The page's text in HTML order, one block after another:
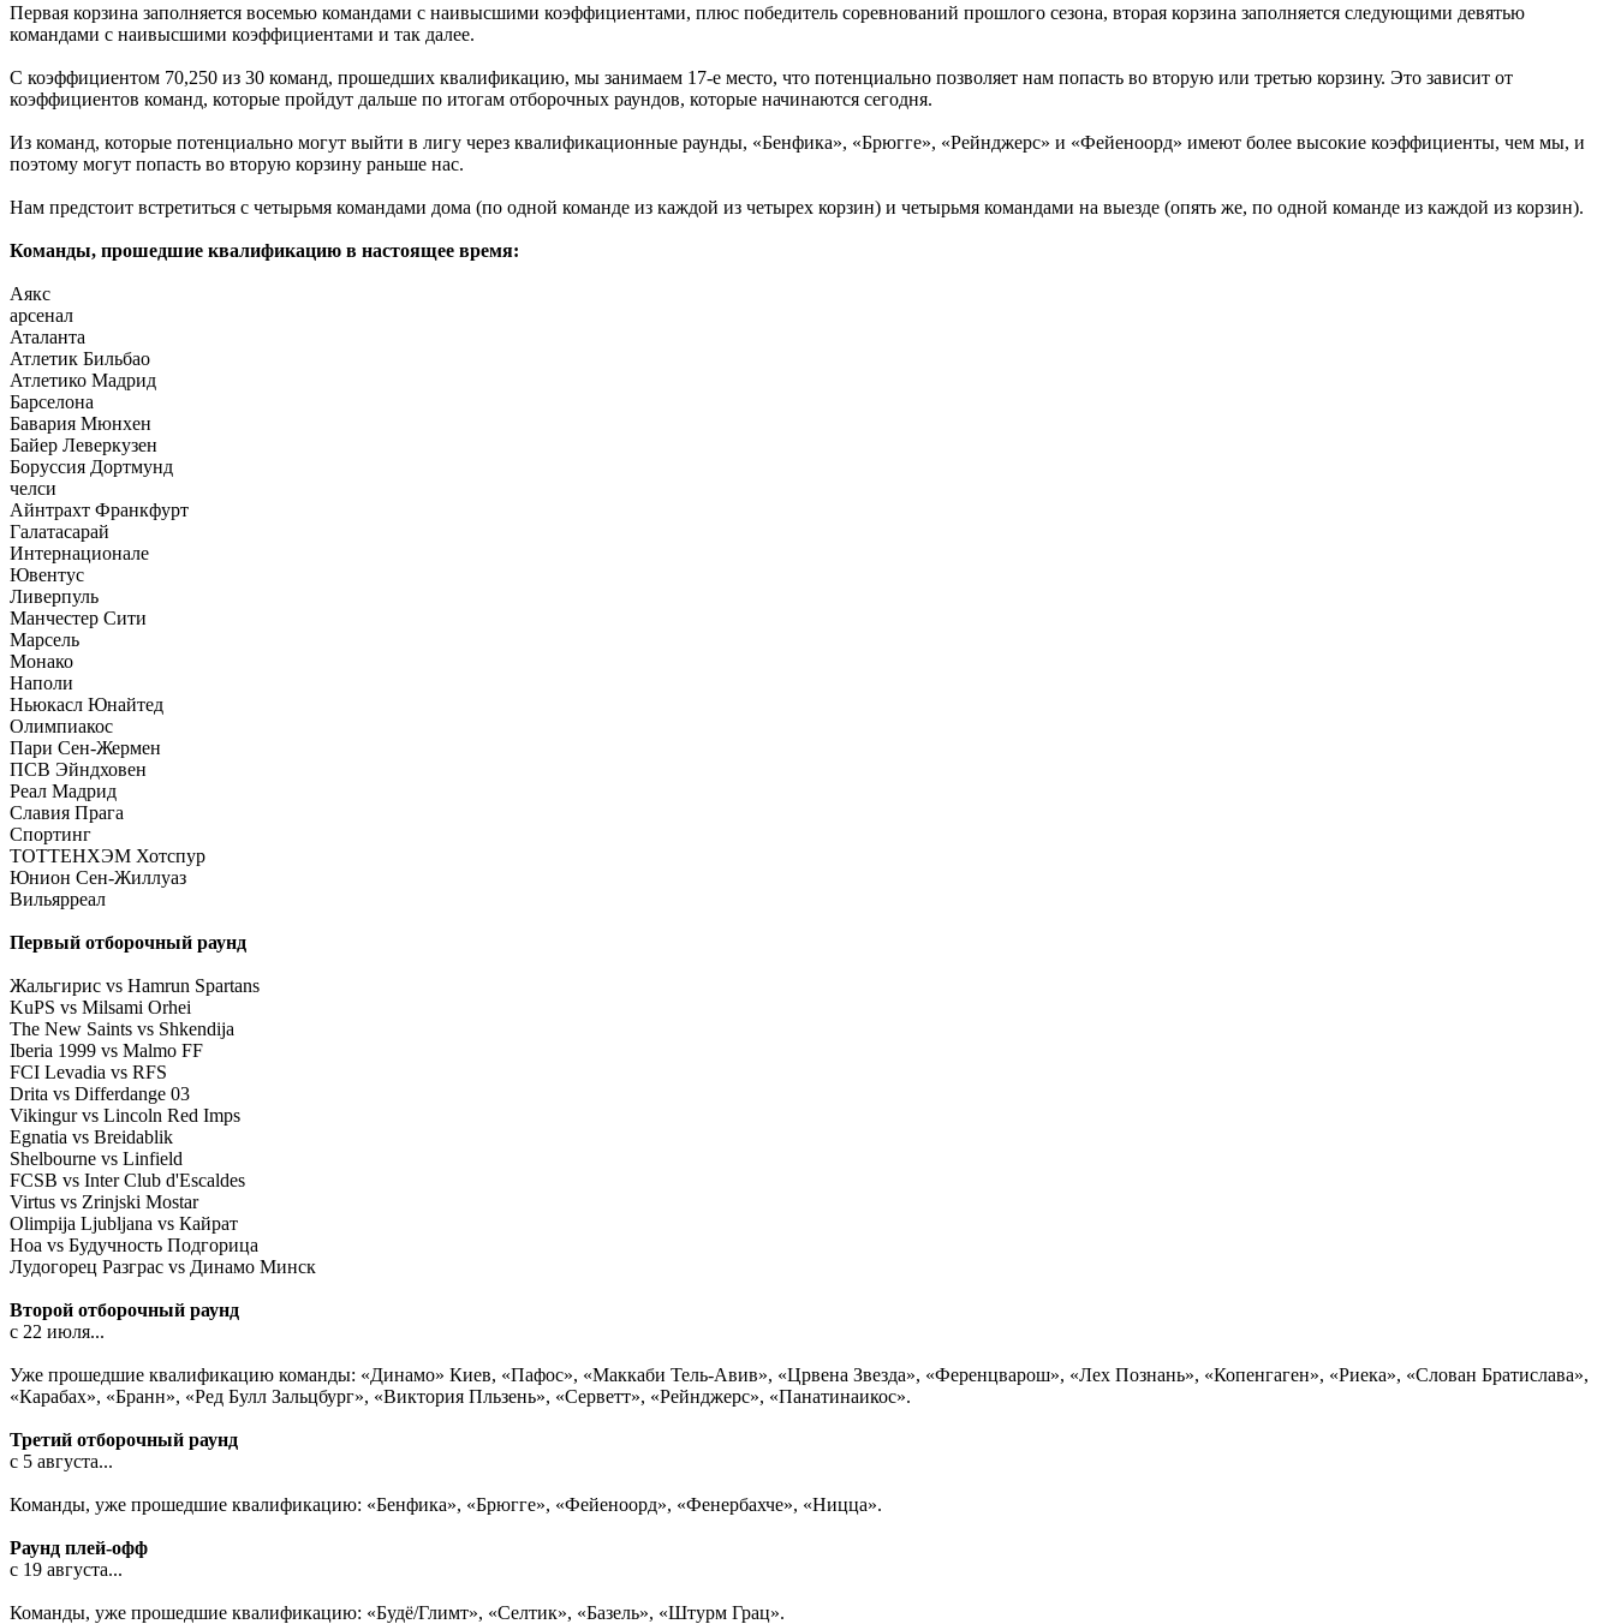
Первая корзина заполняется восемью командами с наивысшими коэффициентами, плюс победитель соревнований прошлого сезона, вторая корзина заполняется следующими девятью
командами с наивысшими коэффициентами и так далее.
С коэффициентом 70,250 из 30 команд, прошедших квалификацию, мы занимаем 17-е место, что потенциально позволяет нам попасть во вторую или третью корзину. Это зависит от
коэффициентов команд, которые пройдут дальше по итогам отборочных раундов, которые начинаются сегодня.
Из команд, которые потенциально могут выйти в лигу через квалификационные раунды, «Бенфика», «Брюгге», «Рейнджерс» и «Фейеноорд» имеют более высокие коэффициенты, чем мы, и
поэтому могут попасть во вторую корзину раньше нас.
Нам предстоит встретиться с четырьмя командами дома (по одной команде из каждой из четырех корзин) и четырьмя командами на выезде (опять же, по одной команде из каждой из корзин).
Команды, прошедшие квалификацию в настоящее время:
Аякс
арсенал
Аталанта
Атлетик Бильбао
Атлетико Мадрид
Барселона
Бавария Мюнхен
Байер Леверкузен
Боруссия Дортмунд
челси
Айнтрахт Франкфурт
Галатасарай
Интернационале
Ювентус
Ливерпуль
Манчестер Сити
Марсель
Монако
Наполи
Ньюкасл Юнайтед
Олимпиакос
Пари Сен-Жермен
ПСВ Эйндховен
Реал Мадрид
Славия Прага
Спортинг
ТОТТЕНХЭМ Хотспур
Юнион Сен-Жиллуаз
Вильярреал
Первый отборочный раунд
Жальгирис vs Hamrun Spartans
KuPS vs Milsami Orhei
The New Saints vs Shkendija
Iberia 1999 vs Malmo FF
FCI Levadia vs RFS
Drita vs Differdange 03
Vikingur vs Lincoln Red Imps
Egnatia vs Breidablik
Shelbourne vs Linfield
FCSB vs Inter Club d'Escaldes
Virtus vs Zrinjski Mostar
Olimpija Ljubljana vs Кайрат
Ноа vs Будучность Подгорица
Лудогорец Разграс vs Динамо Минск
Второй отборочный раунд
с 22 июля...
Уже прошедшие квалификацию команды: «Динамо» Киев, «Пафос», «Маккаби Тель-Авив», «Црвена Звезда», «Ференцварош», «Лех Познань», «Копенгаген», «Риека», «Слован Братислава»,
«Карабах», «Бранн», «Ред Булл Зальцбург», «Виктория Пльзень», «Серветт», «Рейнджерс», «Панатинаикос».
Третий отборочный раунд
с 5 августа...
Команды, уже прошедшие квалификацию: «Бенфика», «Брюгге», «Фейеноорд», «Фенербахче», «Ницца».
Раунд плей-офф
с 19 августа...
Команды, уже прошедшие квалификацию: «Будё/Глимт», «Селтик», «Базель», «Штурм Грац».